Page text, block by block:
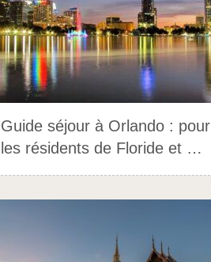
Guide séjour à Orlando : pour
les résidents de Floride et …